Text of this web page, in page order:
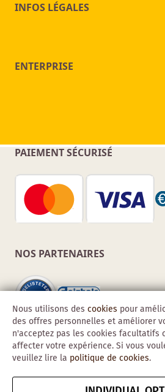
INFOS LÉGALES
ENTERPRISE
PAIEMENT SÉCURISÉ
NOS PARTENAIRES
Nous utilisons des cookies pour
des offres personnelles et améliorer
n'acceptez pas les cookies facultatifs
affecter votre expérience. Si vous
veuillez lire la politique de cookies.